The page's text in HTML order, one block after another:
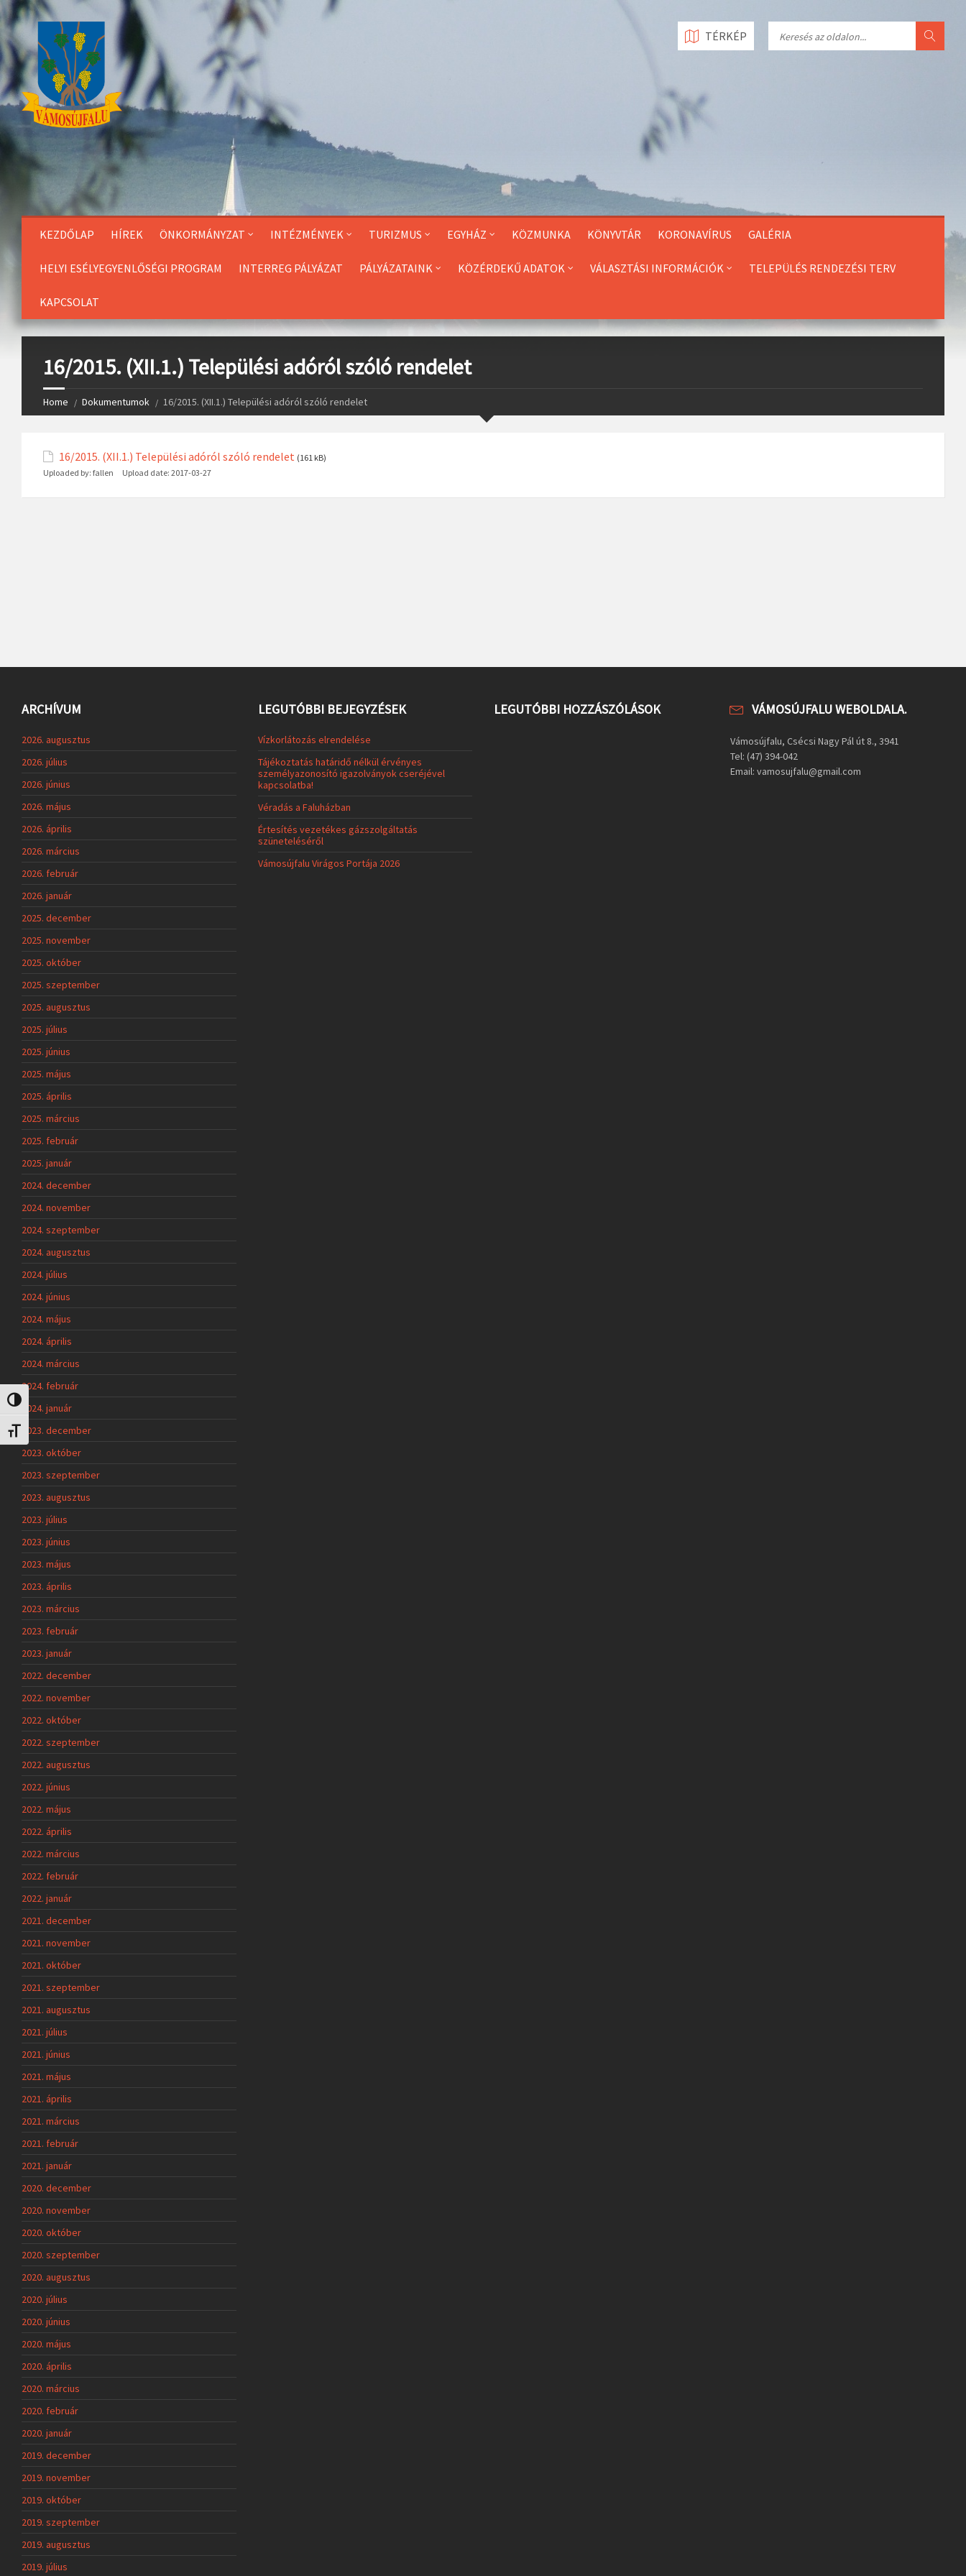
Skip
to
Content
Nagy kontraszt váltása
Betűméret váltása
KEZDŐLAP HÍREK ÖNKORMÁNYZAT INTÉZMÉNYEK TURIZMUS EGYHÁZ KÖZMUNKA KÖNYVTÁR KORONAVÍRUS GALÉRIA
HELYI ESÉLYEGYENLŐSÉGI PROGRAM INTERREG PÁLYÁZAT PÁLYÁZATAINK KÖZÉRDEKŰ ADATOK VÁLASZTÁSI INFORMÁCIÓK TELEPÜLÉS RENDEZÉSI TERV
KAPCSOLAT
TÉRKÉP
16/2015. (XII.1.) Települési adóról szóló rendelet
Home Dokumentumok 16/2015. (XII.1.) Települési adóról szóló rendelet
16/2015. (XII.1.) Települési adóról szóló rendelet (161 kB)
Uploaded by: fallen Upload date: 2017-03-27
ARCHÍVUM
2026. augusztus
2026. július
2026. június
2026. május
2026. április
2026. március
2026. február
2026. január
2025. december
2025. november
2025. október
2025. szeptember
2025. augusztus
2025. július
2025. június
2025. május
2025. április
2025. március
2025. február
2025. január
2024. december
2024. november
2024. szeptember
2024. augusztus
2024. július
2024. június
2024. május
2024. április
2024. március
2024. február
2024. január
2023. december
2023. október
2023. szeptember
2023. augusztus
2023. július
2023. június
2023. május
2023. április
2023. március
2023. február
2023. január
2022. december
2022. november
2022. október
2022. szeptember
2022. augusztus
2022. június
2022. május
2022. április
2022. március
2022. február
2022. január
2021. december
2021. november
2021. október
2021. szeptember
2021. augusztus
2021. július
2021. június
2021. május
2021. április
2021. március
2021. február
2021. január
2020. december
2020. november
2020. október
2020. szeptember
2020. augusztus
2020. július
2020. június
2020. május
2020. április
2020. március
2020. február
2020. január
2019. december
2019. november
2019. október
2019. szeptember
2019. augusztus
2019. július
LEGUTÓBBI BEJEGYZÉSEK
Vízkorlátozás elrendelése
Tájékoztatás határidő nélkül érvényes
személyazonosító igazolványok cseréjével
kapcsolatba!
Véradás a Faluházban
Értesítés vezetékes gázszolgáltatás
szüneteléséről
Vámosújfalu Virágos Portája 2026
LEGUTÓBBI HOZZÁSZÓLÁSOK VÁMOSÚJFALU WEBOLDALA.
Vámosújfalu, Csécsi Nagy Pál út 8., 3941
Tel: (47) 394-042
Email: vamosujfalu@gmail.com